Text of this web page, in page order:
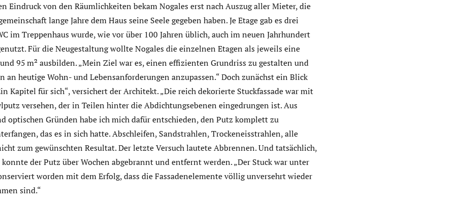
Eindruck von den Räumlichkeiten bekam Nogales erst nach Auszug aller Mieter, die
lange Jahre dem Haus seine Seele gegeben haben. Je Etage gab es drei
im Treppenhaus wurde, wie vor über 100 Jahren üblich, auch im neuen Jahrhundert
Für die Neugestaltung wollte Nogales die einzelnen Etagen als jeweils eine
95 m² ausbilden. „Mein Ziel war es, einen effizienten Grundriss zu gestalten und
an heutige Wohn- und Lebensanforderungen anzupassen.“ Doch zunächst ein Blick
Kapitel für sich“, versichert der Architekt. „Die reich dekorierte Stuckfassade war mit
versehen, der in Teilen hinter die Abdichtungsebenen eingedrungen ist. Aus
optischen Gründen habe ich mich dafür entschieden, den Putz komplett zu
das es in sich hatte. Abschleifen, Sandstrahlen, Trockeneisstrahlen, alle
zum gewünschten Resultat. Der letzte Versuch lautete Abbrennen. Und tatsächlich,
der Putz über Wochen abgebrannt und entfernt werden. „Der Stuck war unter
worden mit dem Erfolg, dass die Fassadenelemente völlig unversehrt wieder
sind.“